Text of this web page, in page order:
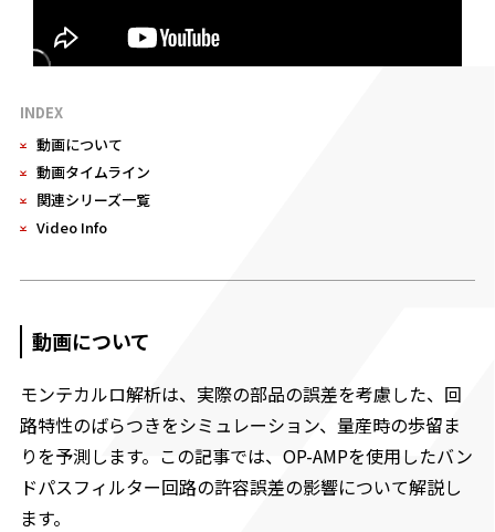
INDEX
動画について
動画タイムライン
関連シリーズ一覧
Video Info
動画について
モンテカルロ解析は、実際の部品の誤差を考慮した、回
路特性のばらつきをシミュレーション、量産時の歩留ま
りを予測します。この記事では、OP-AMPを使用したバン
ドパスフィルター回路の許容誤差の影響について解説し
ます。